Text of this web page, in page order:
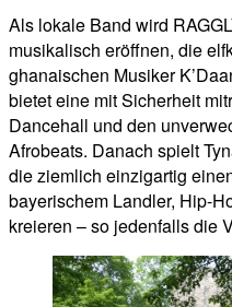
Als lokale Band wird
musikalisch eröffnen, die
ghanaischen Musiker
bietet eine mit Sicherheit
Dancehall und den
Afrobeats. Danach spielt
die ziemlich einzigartig
bayerischem Landler, Hip-
kreieren – so jedenfalls die